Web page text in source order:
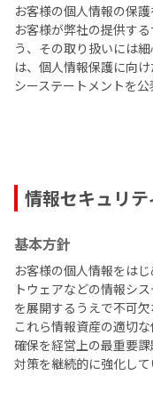
お客様の個人情報の保
お客様が弊社の提供す
う、その取り扱いには
は、個人情報保護に向
シーステートメントを公
情報セキュリテ
基本方針
お客様の個人情報をは
トウェアなどの情報シ
を展開するうえで不可
これら情報資産の適切
確保を経営上の最重要
対策を継続的に強化して